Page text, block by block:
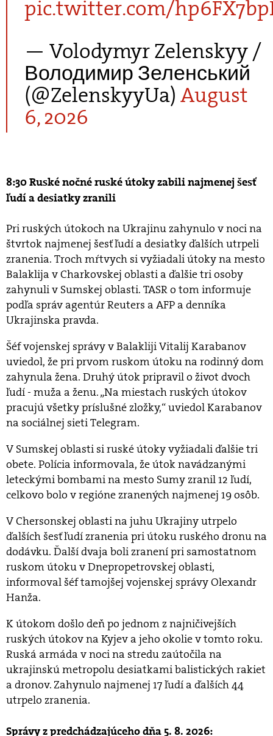
pic.twitter.com/
— Volodymyr Zelenskyy /
Володимир Зеленський
(@ZelenskyyUa) August
6, 2026
8:30 Ruské nočné ruské útoky zabili najmenej šesť
ľudí a desiatky zranili
Pri ruských útokoch na Ukrajinu zahynulo v noci na
štvrtok najmenej šesť ľudí a desiatky ďalších utrpeli
zranenia. Troch mŕtvych si vyžiadali útoky na mesto
Balaklija v Charkovskej oblasti a ďalšie tri osoby
zahynuli v Sumskej oblasti. TASR o tom informuje
podľa správ agentúr Reuters a AFP a denníka
Ukrajinska pravda.
Šéf vojenskej správy v Balakliji Vitalij Karabanov
uviedol, že pri prvom ruskom útoku na rodinný dom
zahynula žena. Druhý útok pripravil o život dvoch
ľudí - muža a ženu. „Na miestach ruských útokov
pracujú všetky príslušné zložky,“ uviedol Karabanov
na sociálnej sieti Telegram.
V Sumskej oblasti si ruské útoky vyžiadali ďalšie tri
obete. Polícia informovala, že útok navádzanými
leteckými bombami na mesto Sumy zranil 12 ľudí,
celkovo bolo v regióne zranených najmenej 19 osôb.
V Chersonskej oblasti na juhu Ukrajiny utrpelo
ďalších šesť ľudí zranenia pri útoku ruského dronu na
dodávku. Ďalší dvaja boli zranení pri samostatnom
ruskom útoku v Dnepropetrovskej oblasti,
informoval šéf tamojšej vojenskej správy Olexandr
Hanža.
K útokom došlo deň po jednom z najničivejších
ruských útokov na Kyjev a jeho okolie v tomto roku.
Ruská armáda v noci na stredu zaútočila na
ukrajinskú metropolu desiatkami balistických rakiet
a dronov. Zahynulo najmenej 17 ľudí a ďalších 44
utrpelo zranenia.
Správy z predchádzajúceho dňa 5. 8. 2026: